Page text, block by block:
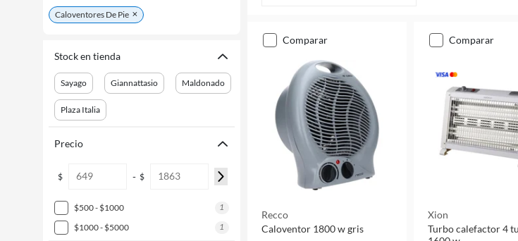
Caloventores De Pie
Stock en tienda
Sayago Giannattasio Maldonado
Plaza Italia
Precio
$ - $
$500 - $1000
1
$1000 - $5000
1
comparar
Recco
Caloventor 1800 w gris
comparar
Xion
Turbo calefactor 4